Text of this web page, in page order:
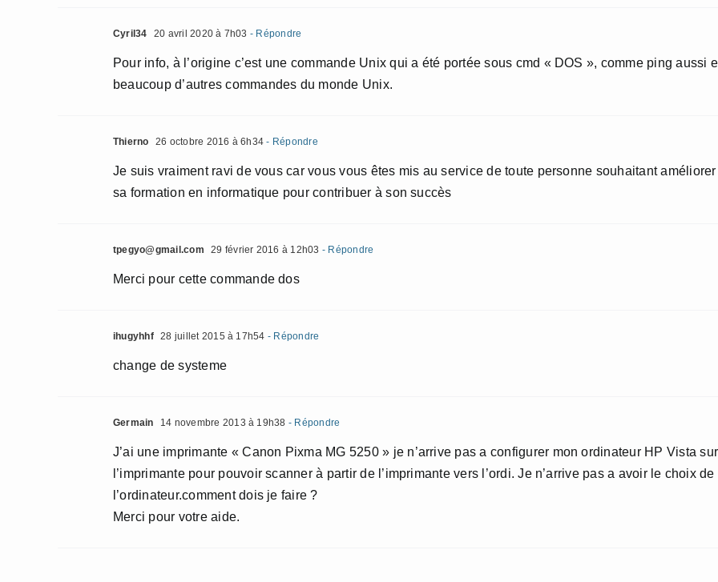
Cyril34 20 avril 2020 à 7h03 - Répondre
Pour info, à l’origine c’est une commande Unix qui a été portée sous cmd « DOS », comme ping aussi
beaucoup d’autres commandes du monde Unix.
Thierno 26 octobre 2016 à 6h34 - Répondre
Je suis vraiment ravi de vous car vous vous êtes mis au service de toute personne souhaitant améliorer
sa formation en informatique pour contribuer à son succès
tpegyo@gmail.com 29 février 2016 à 12h03 - Répondre
Merci pour cette commande dos
ihugyhhf 28 juillet 2015 à 17h54 - Répondre
change de systeme
Germain 14 novembre 2013 à 19h38 - Répondre
J’ai une imprimante « Canon Pixma MG 5250 » je n’arrive pas a configurer mon ordinateur HP Vista sur
l’imprimante pour pouvoir scanner à partir de l’imprimante vers l’ordi. Je n’arrive pas a avoir le choix de
l’ordinateur.comment dois je faire ?
Merci pour votre aide.